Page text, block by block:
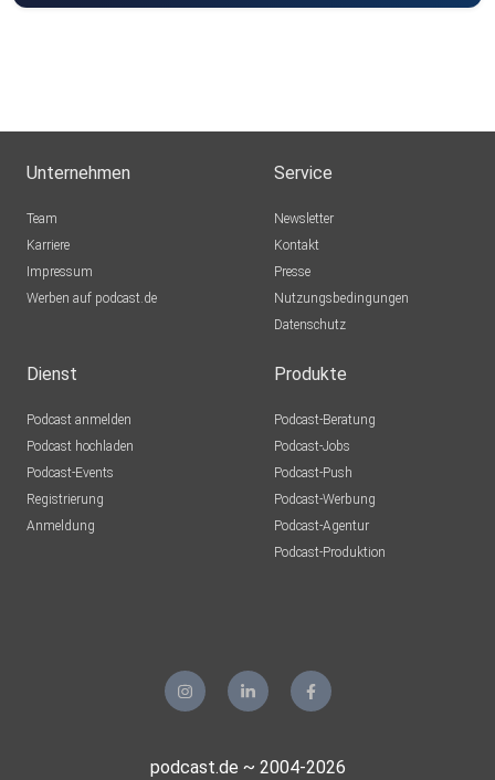
Unternehmen
Team
Karriere
Impressum
Werben auf podcast.de
Service
Newsletter
Kontakt
Presse
Nutzungsbedingungen
Datenschutz
Dienst
Podcast anmelden
Podcast hochladen
Podcast-Events
Registrierung
Anmeldung
Produkte
Podcast-Beratung
Podcast-Jobs
Podcast-Push
Podcast-Werbung
Podcast-Agentur
Podcast-Produktion
podcast.de ~ 2004-2026